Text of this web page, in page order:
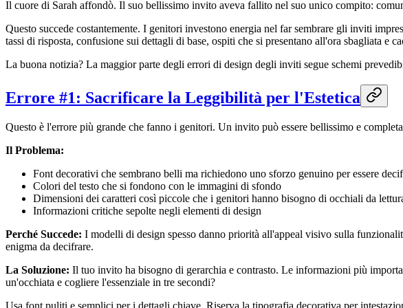
Il cuore di Sarah affondò. Il suo bellissimo invito aveva fallito nel suo unico compito:
Questo succede costantemente. I genitori investono energia nel far sembrare gli inviti
tassi di risposta, confusione sui dettagli di base, ospiti che si presentano all'ora sbagliata e
La buona notizia? La maggior parte degli errori di design degli inviti segue schemi
Errore #1: Sacrificare la Leggibilità per l'Estetica
Questo è l'errore più grande che fanno i genitori. Un invito può essere bellissimo e
Il Problema:
Font decorativi che sembrano belli ma richiedono uno sforzo genuino per essere
Colori del testo che si fondono con le immagini di sfondo
Dimensioni dei caratteri così piccole che i genitori hanno bisogno di occhiali da
Informazioni critiche sepolte negli elementi di design
Perché Succede: I modelli di design spesso danno priorità all'appeal visivo sulla
enigma da decifrare.
La Soluzione: Il tuo invito ha bisogno di gerarchia e contrasto. Le informazioni più
un'occhiata e cogliere l'essenziale in tre secondi?
Usa font puliti e semplici per i dettagli chiave. Riserva la tipografia decorativa per